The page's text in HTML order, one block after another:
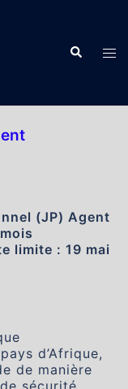
(JP) Agent
limite : 19 mai
d’Afrique,
de manière
sécurité